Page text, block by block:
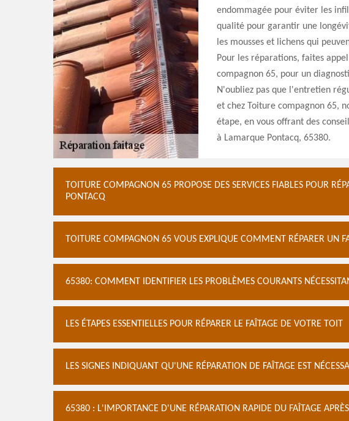
endommagée pour éviter les
qualité pour garantir une
les mousses et lichens qui
Pour les réparations, faites
compagnon 65, pour un
N'oubliez pas que l'entretien
et chez Toiture compagnon 65,
étape, en vous offrant des
à Lamarque Pontacq, 65380.
TOITURE COMPAGNON 65 PROPOSE DES SERVICES FIABLES POUR
PONTACQ
TOITURE COMPAGNON 65 VOUS EXPLIQUE COMMENT RÉPARER UN
65380: COMMENT IDENTIFIER LES PROBLÈMES COURANTS
LES ÉTAPES ESSENTIELLES POUR RÉPARER LE FAÎTAGE DE VOTRE TOIT
LES SIGNES INDIQUANT QU'UNE RÉPARATION DE FAÎTAGE EST
65380 : L'IMPORTANCE D'UNE RÉPARATION RAPIDE DU FAÎTAGE